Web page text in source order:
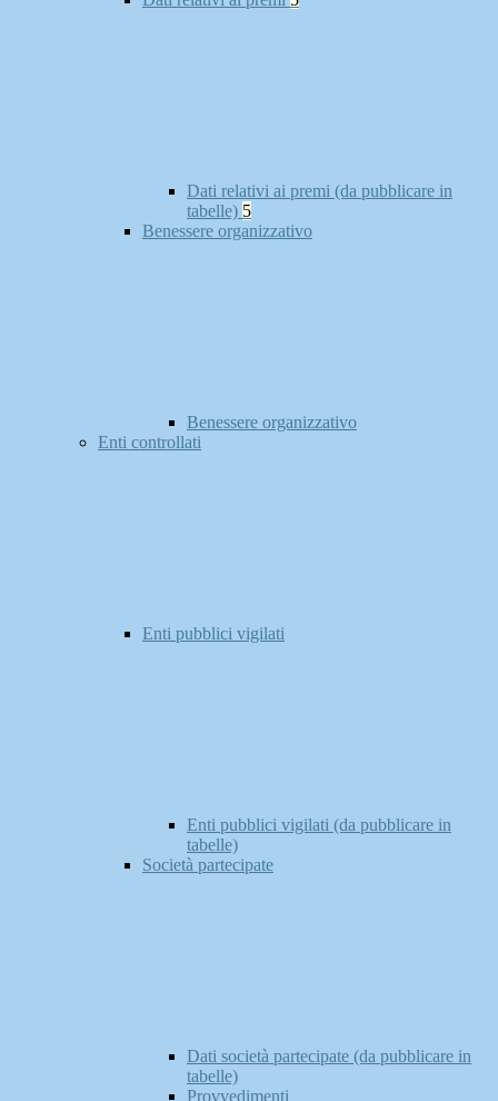
Dati relativi ai premi (da pubblicare in
tabelle) 5
Benessere organizzativo
Benessere organizzativo
Enti controllati
Enti pubblici vigilati
Enti pubblici vigilati (da pubblicare in
tabelle)
Società partecipate
Dati società partecipate (da pubblicare in
tabelle)
Provvedimenti